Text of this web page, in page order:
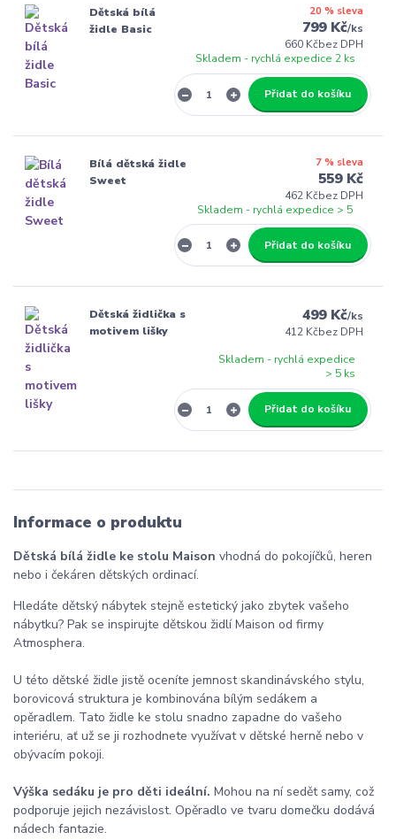
Dětská bílá
židle Basic
20 % sleva
799 Kč/ks
660 Kčbez DPH
Skladem - rychlá expedice 2 ks
Přidat do košíku
Bílá dětská židle
Sweet
7 % sleva
559 Kč
462 Kčbez DPH
Skladem - rychlá expedice > 5
Přidat do košíku
Dětská židlička s
motivem lišky
499 Kč/ks
412 Kčbez DPH
Skladem - rychlá expedice
> 5 ks
Přidat do košíku
Informace o produktu
Dětská bílá židle ke stolu Maison vhodná do pokojíčků, heren
nebo i čekáren dětských ordinací.
Hledáte dětský nábytek stejně estetický jako zbytek vašeho
nábytku? Pak se inspirujte dětskou židlí Maison od firmy
Atmosphera.
U této dětské židle jistě oceníte jemnost skandinávského stylu,
borovicová struktura je kombinována bílým sedákem a
opěradlem. Tato židle ke stolu snadno zapadne do vašeho
interiéru, ať už se ji rozhodnete využívat v dětské herně nebo v
obývacím pokoji.
Výška sedáku je pro děti ideální. Mohou na ní sedět samy, což
podporuje jejich nezávislost. Opěradlo ve tvaru domečku dodává
nádech fantazie.